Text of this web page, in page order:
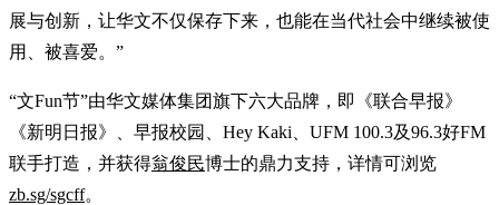
展与创新，让华文不仅保存下来，也能在当代社会中继续被使
用、被喜爱。”
“文Fun节”由华文媒体集团旗下六大品牌，即《联合早报》
《新明日报》、早报校园、Hey Kaki、UFM 100.3及96.3好FM
联手打造，并获得翁俊民博士的鼎力支持，详情可浏览
zb.sg/sgcff。